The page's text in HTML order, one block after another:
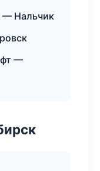
— Нальчик
—